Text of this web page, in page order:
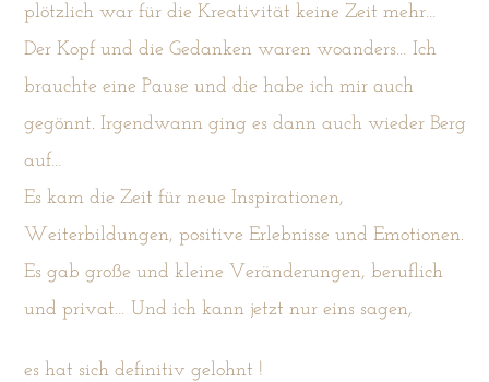
plötzlich war für die Kreativität keine Zeit mehr…
Der Kopf und die Gedanken waren woanders… Ich
brauchte eine Pause und die habe ich mir auch
gegönnt. Irgendwann ging es dann auch wieder Berg
auf…
Es kam die Zeit für neue Inspirationen,
Weiterbildungen, positive Erlebnisse und Emotionen.
Es gab große und kleine Veränderungen, beruflich
und privat… Und ich kann jetzt nur eins sagen,
es hat sich definitiv gelohnt !